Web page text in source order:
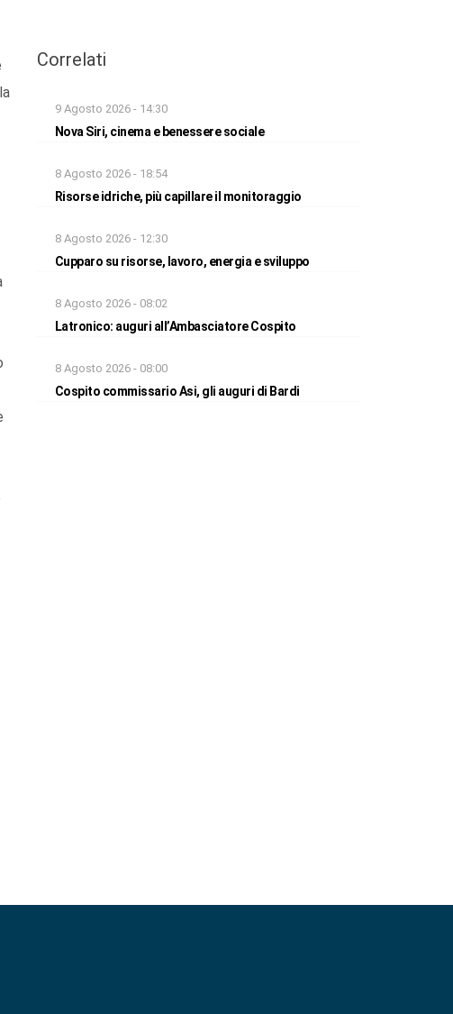
Correlati
9 Agosto 2026 - 14:30
Nova Siri, cinema e benessere sociale
8 Agosto 2026 - 18:54
Risorse idriche, più capillare il monitoraggio
8 Agosto 2026 - 12:30
Cupparo su risorse, lavoro, energia e sviluppo
8 Agosto 2026 - 08:02
Latronico: auguri all’Ambasciatore Cospito
8 Agosto 2026 - 08:00
Cospito commissario Asi, gli auguri di Bardi